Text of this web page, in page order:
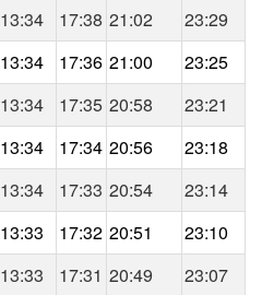
13:34 17:38 21:02
23:29
13:34 17:36 21:00
23:25
13:34 17:35 20:58
23:21
13:34 17:34 20:56
23:18
13:34 17:33 20:54
23:14
13:33 17:32 20:51
23:10
13:33 17:31 20:49
23:07